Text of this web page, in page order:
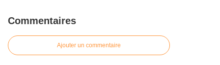
Commentaires
Ajouter un commentaire